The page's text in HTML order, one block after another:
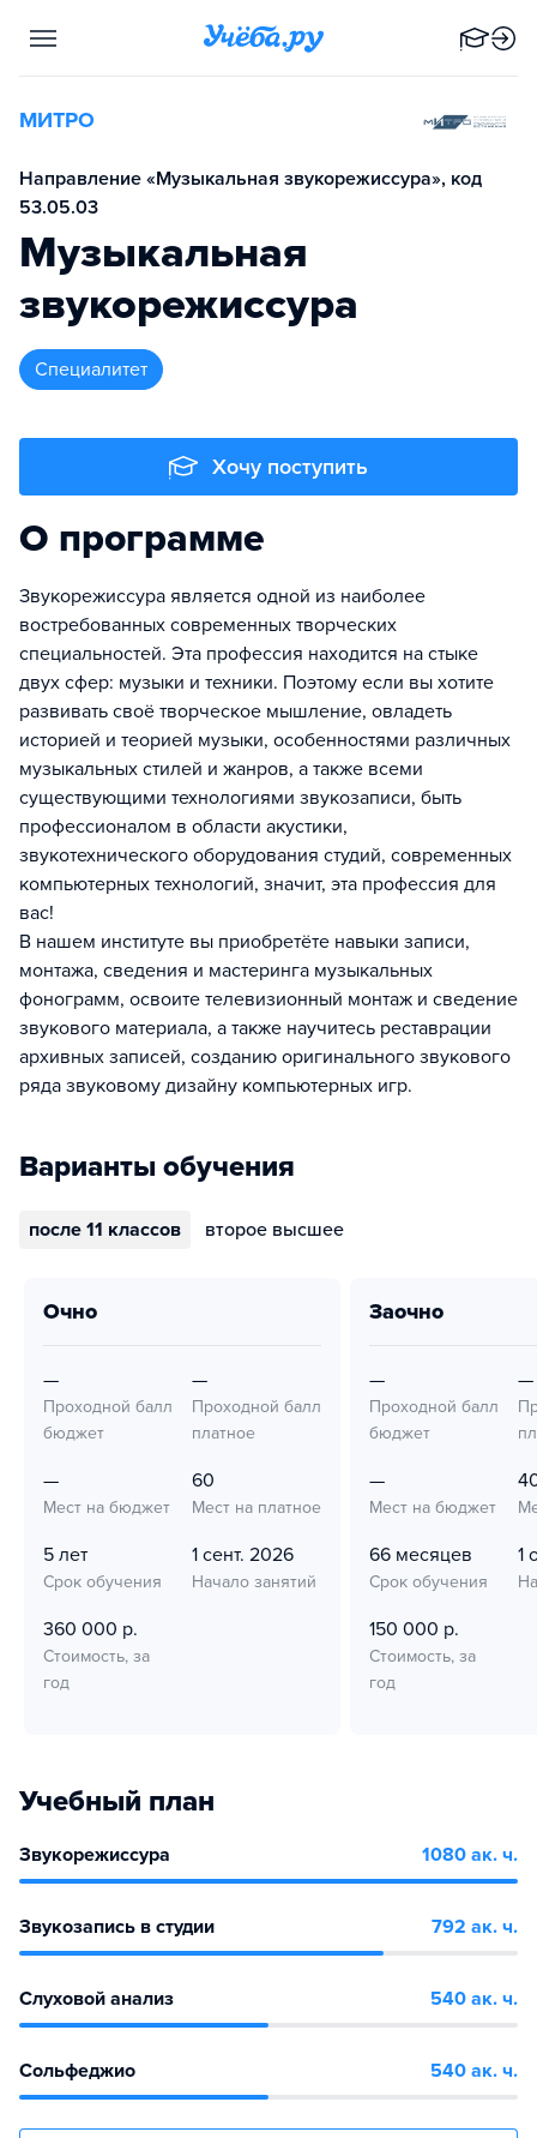
МИТРО
Направление «Музыкальная звукорежиссура», код
53.05.03
Музыкальная
звукорежиссура
специалитет
Хочу поступить
О программе
Звукорежиссура является одной из наиболее
востребованных современных творческих
специальностей. Эта профессия находится на стыке
двух сфер: музыки и техники. Поэтому если вы хотите
развивать своё творческое мышление, овладеть
историей и теорией музыки, особенностями различных
музыкальных стилей и жанров, а также всеми
существующими технологиями звукозаписи, быть
профессионалом в области акустики,
звукотехнического оборудования студий, современных
компьютерных технологий, значит, эта профессия для
вас!
В нашем институте вы приобретёте навыки записи,
монтажа, сведения и мастеринга музыкальных
фонограмм, освоите телевизионный монтаж и сведение
звукового материала, а также научитесь реставрации
архивных записей, созданию оригинального звукового
ряда звуковому дизайну компьютерных игр.
Варианты обучения
после 11 классов второе высшее
очно
—
Проходной балл
бюджет
—
Проходной балл
платное
—
Мест на бюджет
60
Мест на платное
5 лет
Срок обучения
1 сент. 2026
Начало занятий
360 000 р.
Стоимость, за
год
заочно
—
Проходной балл
бюджет
—
—
Мест на бюджет
66 месяцев
Срок обучения
1
150 000 р.
Стоимость, за
год
Учебный план
Звукорежиссура 1080 ак. ч.
Звукозапись в студии 792 ак. ч.
Слуховой анализ 540 ак. ч.
Сольфеджио 540 ак. ч.